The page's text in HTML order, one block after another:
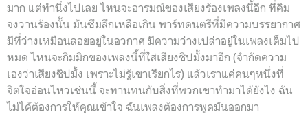
มาก แต่ทำนิ่งไปเลย ไหนจะอารมณ์ของเสียงร้องเพลงนี้อีก ที่คิม
จงวานร้องนั้น มันซึมลึกเหลือเกิน พาร์ทดนตรีที่มีความบรรยากาศ
มีที่ว่างเหมือนลอยอยู่ในอวกาศ มีความว่างเปล่าอยู่ในเพลงเต็มไป
หมด ไหนจะกิมมิกของเพลงนี้ที่ใส่เสียงชิปมั้งมาอีก (จำกัดความ
เองว่าเสียงชิปมั้ง เพราะไม่รู้เขาเรียกไร) แล้วเราแค่คนๆหนึ่งที่
จิตใจอ่อนไหวเช่นนี้ จะทานทนกับสิ่งที่พวกเขาทำมาได้ยังไง ฉัน
ไม่ได้ต้องการให้คุณเข้าใจ ฉันเพลงต้องการพูดมันออกมา